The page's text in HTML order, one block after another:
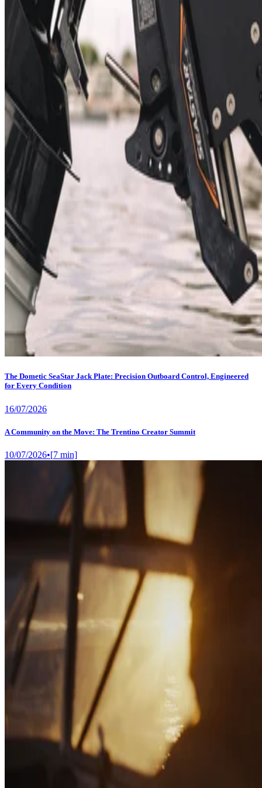
The Dometic SeaStar Jack Plate: Precision Outboard Control, Engineered
for Every Condition
16/07/2026
A Community on the Move: The Trentino Creator Summit
10/07/2026•[7 min]